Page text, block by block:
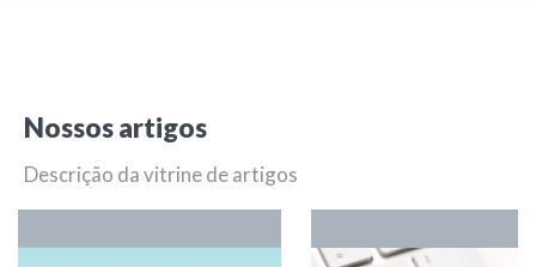
Nossos artigos
Descrição da vitrine de artigos